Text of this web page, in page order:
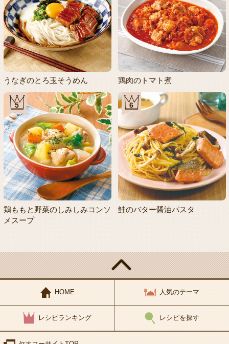
うなぎのとろ玉そうめん 鶏肉のトマト煮
5
鶏ももと野菜のしみしみコンソ
メスープ
6
鮭のバター醤油パスタ
HOME 人気のテーマ
レシピランキング レシピを探す